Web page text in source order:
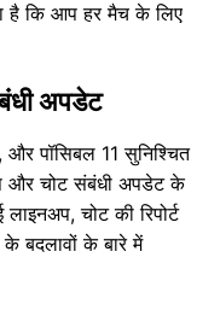
है कि आप हर मैच के लिए
अपडेट
पॉसिबल 11 सुनिश्चित
और चोट संबंधी अपडेट के
चोट की रिपोर्ट
बदलावों के बारे में